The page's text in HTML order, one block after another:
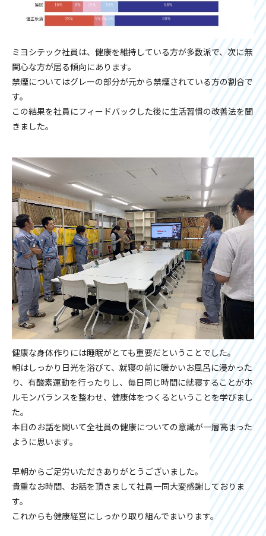
ミヨシテック社員は、健康を維持している方が多数派で、次に無
関心な方が居る傾向にあります。
禁煙についてはグレーの部分が元から禁煙されている方の割合で
す。
この結果を社員にフィードバックした後に生活習慣の改善法を聞
きました。
健康な身体作りには睡眠がとても重要だということでした。
朝はしっかり日光を浴びて、就寝の前に暖かいお風呂に浸かった
り、有酸素運動を行ったりし、毎日同じ時間に就寝することがホ
ルモンバランスを整わせ、健康体をつくるということを学びまし
た。
本日のお話を聞いて全社員の健康についての意識が一層高まった
ように思います。
早朝からご足労いただきありがとうございました。
貴重なお時間、お話を頂きまして社員一同大変感謝しておりま
す。
これからも健康経営にしっかり取り組んでまいります。